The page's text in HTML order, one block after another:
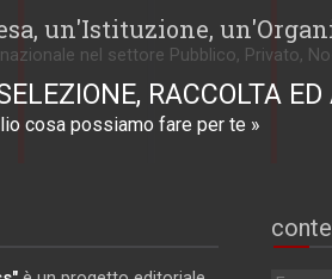
un'Istituzione,
nel settore Pubblico, Privato,
RACCOLTA
cosa possiamo fare per te »